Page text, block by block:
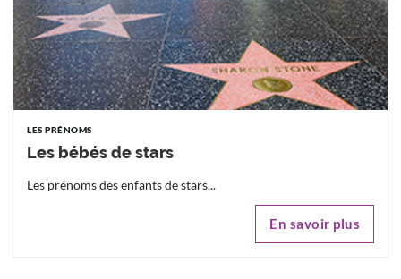
LES PRÉNOMS
Les bébés de stars
Les prénoms des enfants de stars...
En savoir plus